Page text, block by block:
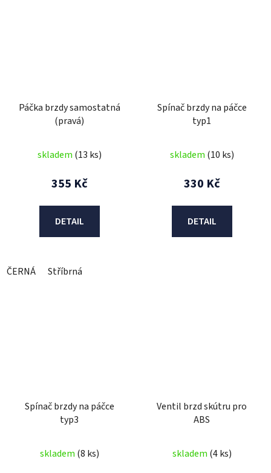
Páčka brzdy samostatná
(pravá)
skladem (13 ks)
355 Kč
DETAIL
ČERNÁ Stříbrná
Spínač brzdy na páčce
typ1
skladem (10 ks)
330 Kč
DETAIL
Spínač brzdy na páčce
typ3
skladem (8 ks)
Ventil brzd skútru pro
ABS
skladem (4 ks)